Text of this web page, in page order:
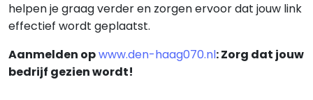
helpen je graag verder en zorgen ervoor dat jouw link
effectief wordt geplaatst.
Aanmelden opwww.den-haag070.nl: Zorg dat jouw
bedrijf gezien wordt!